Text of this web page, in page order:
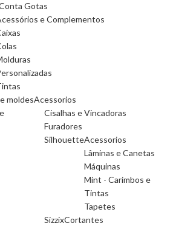
Gotas
e Complementos
moldesAcessorios
Cisalhas e Vincadoras
Furadores
SilhouetteAcessorios
Lâminas e Canetas
Máquinas
Mint - Carimbos e
Tintas
Tapetes
SizzixCortantes